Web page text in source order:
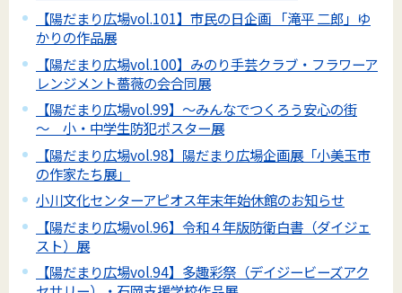
【陽だまり広場vol.101】市民の日企画 「滝平 二郎」ゆ
かりの作品展
【陽だまり広場vol.100】みのり手芸クラブ・フラワーア
レンジメント薔薇の会合同展
【陽だまり広場vol.99】～みんなでつくろう安心の街
～ 小・中学生防犯ポスター展
【陽だまり広場vol.98】陽だまり広場企画展「小美玉市
の作家たち展」
小川文化センターアピオス年末年始休館のお知らせ
【陽だまり広場vol.96】令和４年版防衛白書（ダイジェ
スト）展
【陽だまり広場vol.94】多趣彩祭（デイジービーズアク